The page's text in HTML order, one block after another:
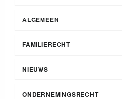
ALGEMEEN
FAMILIERECHT
NIEUWS
ONDERNEMINGSRECHT